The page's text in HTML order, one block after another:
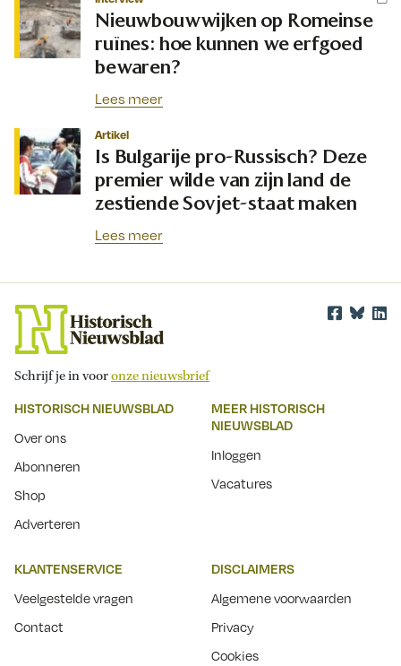
Nieuwbouwwijken op Romeinse
ruïnes: hoe kunnen we erfgoed
bewaren?
Lees meer
Artikel
Is Bulgarije pro-Russisch? Deze
premier wilde van zijn land de
zestiende Sovjet-staat maken
Lees meer
Schrijf je in vooronze nieuwsbrief
HISTORISCH NIEUWSBLAD
Over ons
Abonneren
Shop
Adverteren
MEER HISTORISCH
NIEUWSBLAD
Inloggen
Vacatures
KLANTENSERVICE
Veelgestelde vragen
Contact
DISCLAIMERS
Algemene voorwaarden
Privacy
Cookies